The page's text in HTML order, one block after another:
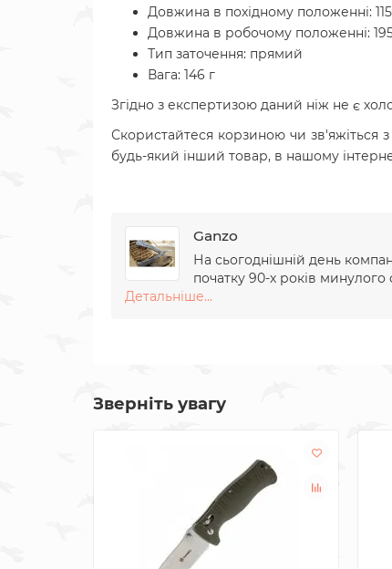
Довжина в похідному положенні:
Довжина в робочому положенні:
Тип заточення: прямий
Вага: 146 г
Згідно з експертизою даний ніж не є
Скористайтеся корзиною чи зв'яжіться
будь-який інший товар, в нашому
Ganzo
На сьогоднішній день
початку 90-х років минулого
Детальніше...
Зверніть увагу